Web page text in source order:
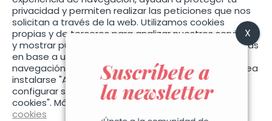
contacto@sabermujer.com
Política de privacidad
Política de cookies
Accesibilidad
privacidad y permiten realizar las peticiones que nos
solicitan a través de la web. Utilizamos cookies
propias y de terceros para analizar nuestros servicios
y mostrar publicidad relacionada con sus preferencias
en base a un perfil elaborado con sus hábitos de
navegación (por ejemplo, páginas visitadas). Si desea
instalarse "Aceptar cookies", o también puede
configurar sus preferencias pulsando "Configurar
cookies". Más información en la nuestraPolítica de
cookies